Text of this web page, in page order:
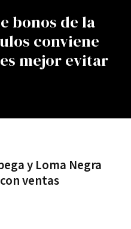
bonos de la
conviene
mejor evitar
y Loma Negra
ventas